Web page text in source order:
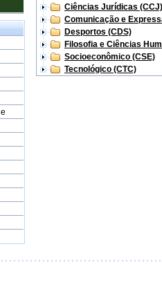
Ciências Jurídicas (CCJ)
Comunicação e
Desportos (CDS)
Filosofia e Ciências
Socioeconômico (CSE)
Tecnológico (CTC)